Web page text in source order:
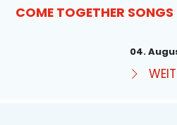
COME TOGETHER SONGS
04.